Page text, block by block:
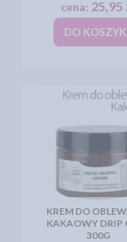
cena: 25,95
DO
KREM DO
KAKAOWY DRIP
300G